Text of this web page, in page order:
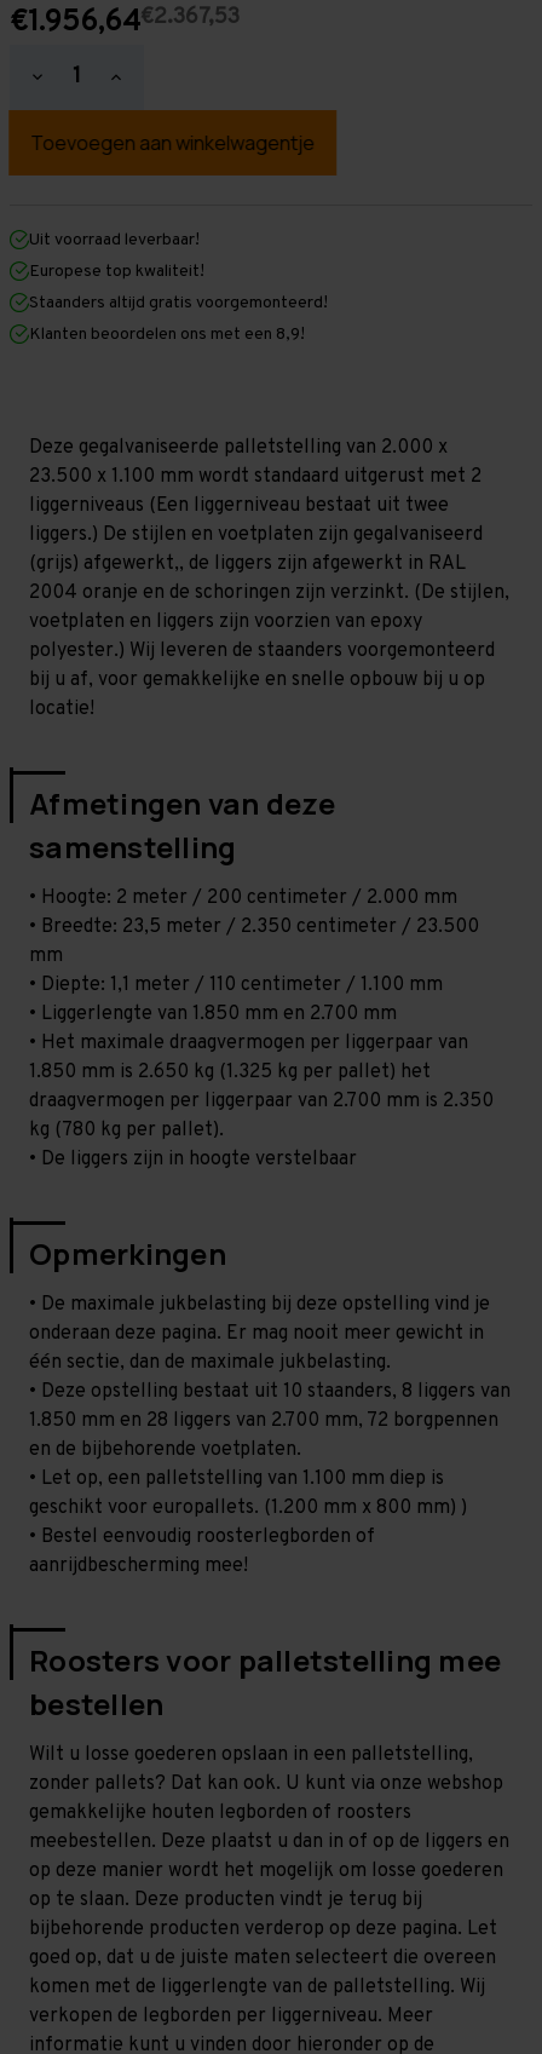
€1.956,64€2.367,53
Hoeveelheid
verlagen
Palletstelling
mm
mm
x
1.100
mm
Galva
Middel
-
T80
Hoeveelheid
verhogen
Palletstelling
mm
mm
1.100
mm
(HxLXD)
Galva
Middel
-
T80
Uit voorraad leverbaar!
Europese top kwaliteit!
Staanders altijd gratis voorgemonteerd!
Klanten beoordelen ons met een 8,9!
Deze gegalvaniseerde palletstelling van 2.000 x
23.500 x 1.100 mm wordt standaard uitgerust met 2
liggerniveaus (Een liggerniveau bestaat uit twee
liggers.) De stijlen en voetplaten zijn gegalvaniseerd
(grijs) afgewerkt,, de liggers zijn afgewerkt in RAL
2004 oranje en de schoringen zijn verzinkt. (De stijlen,
voetplaten en liggers zijn voorzien van epoxy
polyester.) Wij leveren de staanders voorgemonteerd
bij u af, voor gemakkelijke en snelle opbouw bij u op
locatie!
Afmetingen van deze
samenstelling
• Hoogte: 2 meter / 200 centimeter / 2.000 mm
• Breedte: 23,5 meter / 2.350 centimeter / 23.500
mm
• Diepte: 1,1 meter / 110 centimeter / 1.100 mm
• Liggerlengte van 1.850 mm en 2.700 mm
• Het maximale draagvermogen per liggerpaar van
1.850 mm is 2.650 kg (1.325 kg per pallet) het
draagvermogen per liggerpaar van 2.700 mm is 2.350
kg (780 kg per pallet).
• De liggers zijn in hoogte verstelbaar
Opmerkingen
• De maximale jukbelasting bij deze opstelling vind je
onderaan deze pagina. Er mag nooit meer gewicht in
één sectie, dan de maximale jukbelasting.
• Deze opstelling bestaat uit 10 staanders, 8 liggers van
1.850 mm en 28 liggers van 2.700 mm, 72 borgpennen
en de bijbehorende voetplaten.
• Let op, een palletstelling van 1.100 mm diep is
geschikt voor europallets. (1.200 mm x 800 mm) )
• Bestel eenvoudig roosterlegborden of
aanrijdbescherming mee!
Roosters voor palletstelling mee
bestellen
Wilt u losse goederen opslaan in een palletstelling,
zonder pallets? Dat kan ook. U kunt via onze webshop
gemakkelijke houten legborden of roosters
meebestellen. Deze plaatst u dan in of op de liggers en
op deze manier wordt het mogelijk om losse goederen
op te slaan. Deze producten vindt je terug bij
bijbehorende producten verderop op deze pagina. Let
goed op, dat u de juiste maten selecteert die overeen
komen met de liggerlengte van de palletstelling. Wij
verkopen de legborden per liggerniveau. Meer
informatie kunt u vinden door hieronder op de